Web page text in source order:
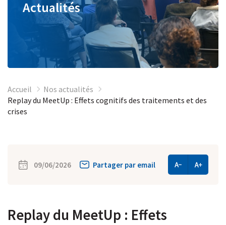
Actualités
Accueil
Nos actualités
Replay du MeetUp : Effets cognitifs des traitements et des
crises
09/06/2026 Partager par email
Replay du MeetUp : Effets